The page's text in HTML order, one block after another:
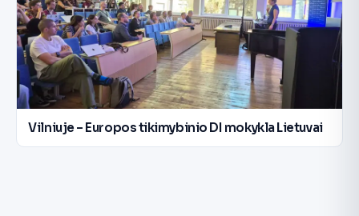
Vilniuje – Europos tikimybinio DI mokykla Lietuvai